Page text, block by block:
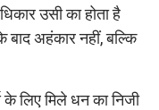
उसी का होता है
बाद अहंकार नहीं, बल्कि
के लिए मिले धन का निजी